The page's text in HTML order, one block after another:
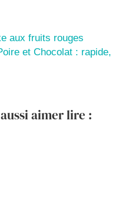
aux fruits rouges
et Chocolat : rapide,
aimer lire :